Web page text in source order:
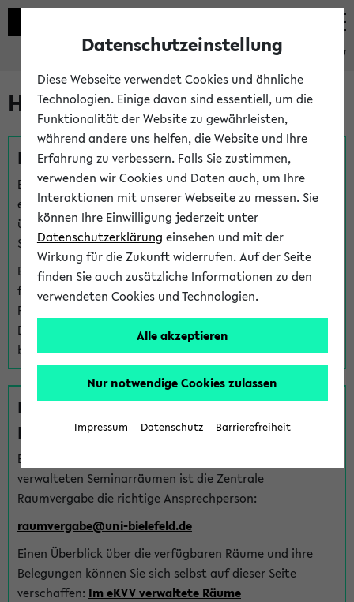
eKVV
Hilfe & Kontakt
Fragen zu einzelnen Veranstaltungen
Bei inhaltlichen und organisatorischen Fragen zu
einzelnen Veranstaltungen finden Sie Ansprechpersonen
über denFragen-Link bei jeder Veranstaltung. Der BIS
Support kann hier meist keine direkte Hilfe leisten.
Bei Veranstaltungen mit eKVV Teilnahmemanagement
finden Sie eine Auskunft über die Personen, die Ihre
Platzzuteilung im eKVV eingetragen haben, auf der
Detailseite zum Teilnahmemanagement der
betreffenden Veranstaltung.
Fragen zu im eKVV verwalteten
Räumen
Bei Fragen zur Vergabe von Hörsälen und vom eKVV
verwalteten Seminarräumen ist die Zentrale
Raumvergabe die richtige Ansprechperson:
raumvergabe@uni-bielefeld.de
Einen Überblick über die verfügbaren Räume und ihre
Belegungen können Sie sich selbst auf dieser Seite
verschaffen: Im eKVV verwaltete Räume
Datenschutzeinstellung
Diese Webseite verwendet Cookies und ähnliche
Technologien. Einige davon sind essentiell, um die
Funktionalität der Website zu gewährleisten,
während andere uns helfen, die Website und Ihre
Erfahrung zu verbessern. Falls Sie zustimmen,
verwenden wir Cookies und Daten auch, um Ihre
Interaktionen mit unserer Webseite zu messen. Sie
können Ihre Einwilligung jederzeit unter
Datenschutzerklärung einsehen und mit der
Wirkung für die Zukunft widerrufen. Auf der Seite
finden Sie auch zusätzliche Informationen zu den
verwendeten Cookies und Technologien.
Alle akzeptieren
Nur notwendige Cookies zulassen
Impressum Datenschutz Barrierefreiheit